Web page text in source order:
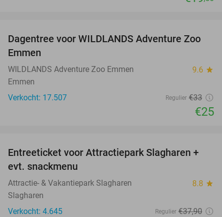
24%
Dagentree voor WILDLANDS Adventure Zoo
Emmen
WILDLANDS Adventure Zoo Emmen 9.6 star
Emmen
Verkocht: 17.507
Regulier €33
€25
41%
Entreeticket voor Attractiepark Slagharen +
evt. snackmenu
Attractie- & Vakantiepark Slagharen 8.8 star
Slagharen
Verkocht: 4.645
Regulier €37,90